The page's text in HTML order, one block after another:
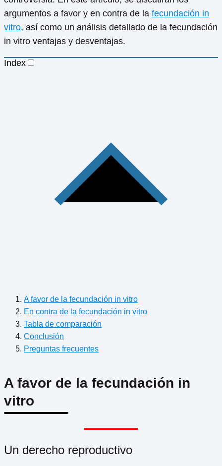
argumentos a favor y en contra de la fecundación in
vitro, así como un análisis detallado de la fecundación
in vitro ventajas y desventajas.
Index
A favor de la fecundación in vitro
En contra de la fecundación in vitro
Tabla de comparación
Conclusión
Preguntas frecuentes
A favor de la fecundación in
vitro
Un derecho reproductivo